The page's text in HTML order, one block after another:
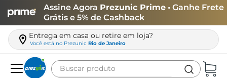
Assine Agora Prezunic Prime • Ganhe Frete
Grátis e 5% de Cashback
Entrega em casa ou retire em loja?
Você está no Prezunic Rio de Janeiro
Buscar produto